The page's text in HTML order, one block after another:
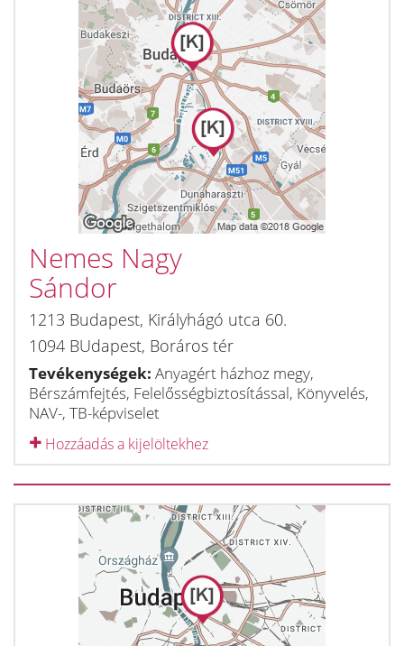
Nemes Nagy
Sándor
1213 Budapest, Királyhágó utca 60.
1094 BUdapest, Boráros tér
Tevékenységek: Anyagért házhoz megy,
Bérszámfejtés, Felelősségbiztosítással, Könyvelés,
NAV-, TB-képviselet
Hozzáadás a kijelöltekhez